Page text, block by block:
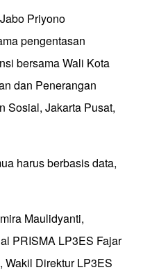
Priyono
pengentasan
bersama Wali Kota
dan Penerangan
Sosial, Jakarta Pusat,
harus berbasis data,
Maulidyanti,
PRISMA LP3ES Fajar
Wakil Direktur LP3ES